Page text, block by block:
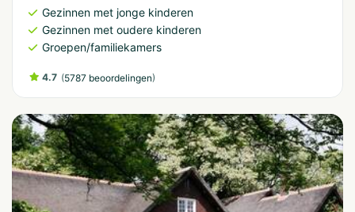
Gezinnen met jonge kinderen
Gezinnen met oudere kinderen
Groepen/familiekamers
4.7 (5787 beoordelingen)